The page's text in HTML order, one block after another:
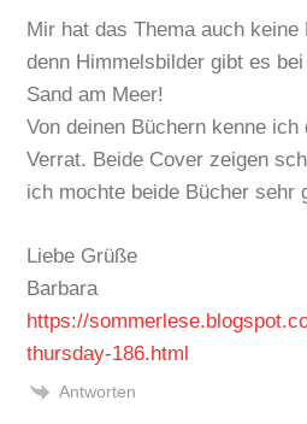
Mir hat das Thema auch keine
denn Himmelsbilder gibt es
Sand am Meer!
Von deinen Büchern kenne
Verrat. Beide Cover zeigen
ich mochte beide Bücher sehr
Liebe Grüße
Barbara
https://
thursday-186.html
Antworten